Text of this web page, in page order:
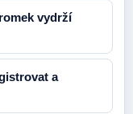
vydrží
a